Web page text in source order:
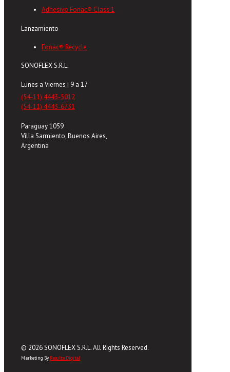
Adhesivo Fonac® Class 1
Lanzamiento
Fonac® Recycle
SONOFLEX S.R.L.
Lunes a Viernes | 9 a 17
(54-11) 4443-5012
(54-11) 4443-6731
Paraguay 1059
Villa Sarmiento, Buenos Aires,
Argentina
© 2026 SONOFLEX S.R.L. All Rights Reserved.
Marketing By Resulta Digital